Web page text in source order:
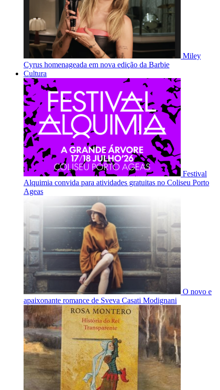
Miley
Cyrus homenageada em nova edição da Barbie
Cultura
Festival
Alquimia convida para atividades gratuitas no Coliseu Porto
Ageas
O novo e
apaixonante romance de Sveva Casati Modignani